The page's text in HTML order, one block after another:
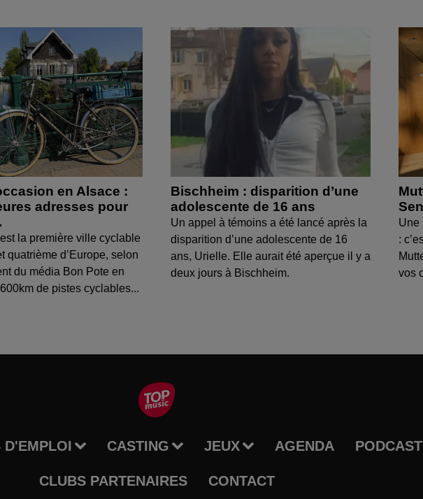
en Alsace :
adresses pour
la première ville cyclable
quatrième d’Europe, selon
du média Bon Pote en
de pistes cyclables...
Bischheim : disparition d’une
adolescente de 16 ans
Un appel à témoins a été lancé après la
disparition d’une adolescente de 16
ans, Urielle. Elle aurait été aperçue il y a
deux jours à Bischheim.
Une
:
vos
D'EMPLOI CASTING JEUX AGENDA
CLUBS PARTENAIRES CONTACT